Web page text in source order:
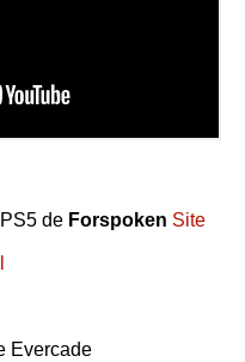
de Forspoken Site
Evercade